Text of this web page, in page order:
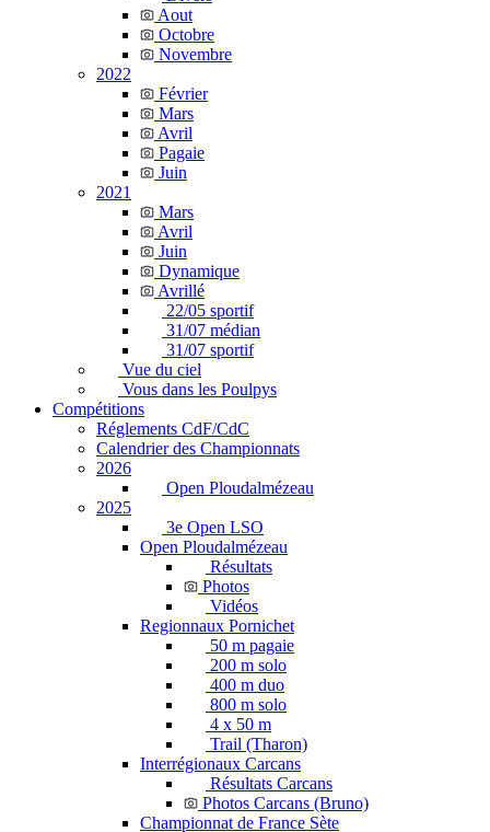
Aout
Octobre
Novembre
2022
Février
Mars
Avril
Pagaie
Juin
2021
Mars
Avril
Juin
Dynamique
Avrillé
22/05 sportif
31/07 médian
31/07 sportif
Vue du ciel
Vous dans les Poulpys
Compétitions
Réglements CdF/CdC
Calendrier des Championnats
2026
Open Ploudalmézeau
2025
3e Open LSO
Open Ploudalmézeau
Résultats
Photos
Vidéos
Regionnaux Pornichet
50 m pagaie
200 m solo
400 m duo
800 m solo
4 x 50 m
Trail (Tharon)
Interrégionaux Carcans
Résultats Carcans
Photos Carcans (Bruno)
Championnat de France Sète